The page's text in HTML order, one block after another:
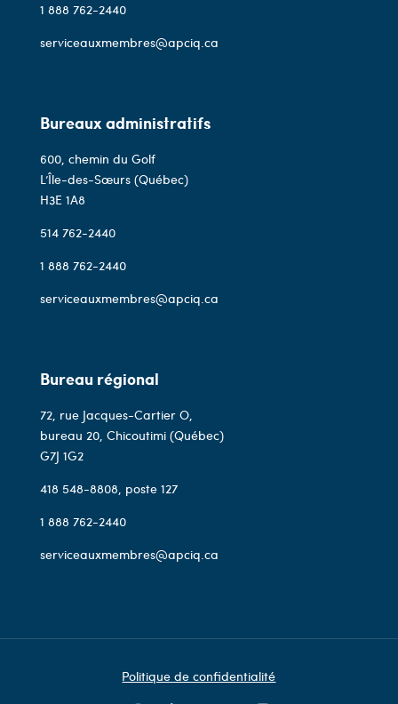
1 888 762-2440
serviceauxmembres@apciq.ca
Bureaux administratifs
600, chemin du Golf
L’Île-des-Sœurs (Québec)
H3E 1A8
514 762-2440
1 888 762-2440
serviceauxmembres@apciq.ca
Bureau régional
72, rue Jacques-Cartier O,
bureau 20, Chicoutimi (Québec)
G7J 1G2
418 548-8808, poste 127
1 888 762-2440
serviceauxmembres@apciq.ca
Politique de confidentialité